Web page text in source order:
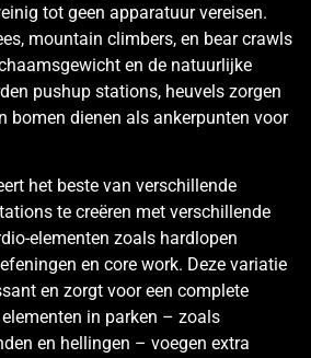
tot geen apparatuur vereisen.
mountain climbers, en bear crawls
en de natuurlijke
pushup stations, heuvels zorgen
bomen dienen als ankerpunten voor
het beste van verschillende
te creëren met verschillende
elementen zoals hardlopen
en core work. Deze variatie
en zorgt voor een complete
in parken – zoals
en hellingen – voegen extra